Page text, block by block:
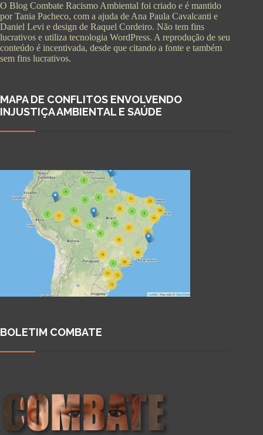
O Blog Combate Racismo Ambiental foi criado e é mantido
por Tania Pacheco, com a ajuda de Ana Paula Cavalcanti e
Daniel Levi e design de Raquel Cordeiro. Não tem fins
lucrativos e utiliza tecnologia WordPress. A reprodução de seu
conteúdo é incentivada, desde que citando a fonte e também
sem fins lucrativos.
MAPA DE CONFLITOS ENVOLVENDO
INJUSTIÇA AMBIENTAL E SAÚDE
BOLETIM COMBATE